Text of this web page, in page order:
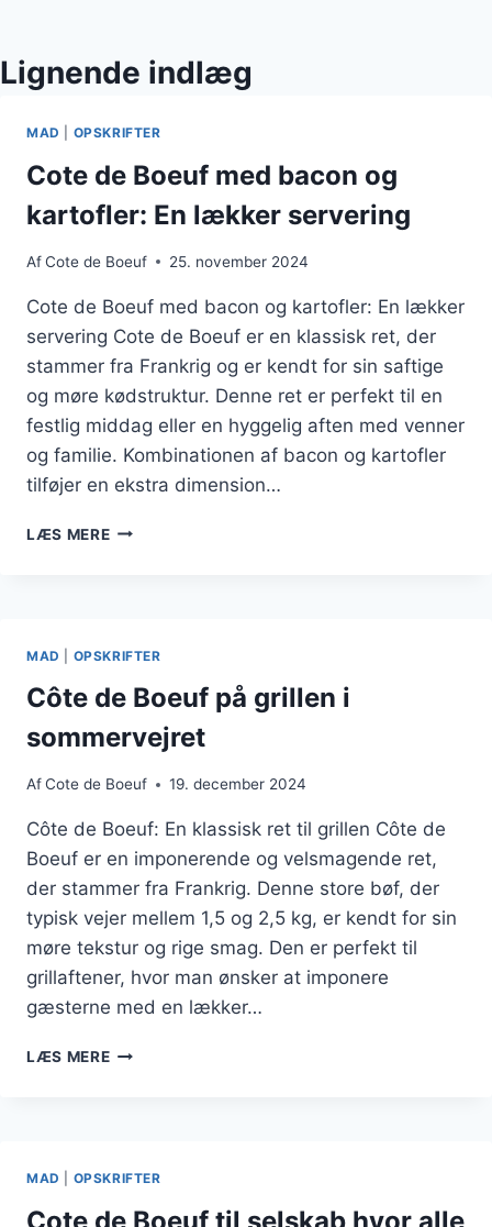
Lignende indlæg
MAD OPSKRIFTER
Cote de Boeuf med bacon og
kartofler: En lækker servering
AfCote de Boeuf 25. november 2024
Cote de Boeuf med bacon og kartofler: En lækker
servering Cote de Boeuf er en klassisk ret, der
stammer fra Frankrig og er kendt for sin saftige
og møre kødstruktur. Denne ret er perfekt til en
festlig middag eller en hyggelig aften med venner
og familie. Kombinationen af bacon og kartofler
tilføjer en ekstra dimension…
LÆS MERECOTE
KARTOFLER:
EN
LÆKKER
SERVERING
MAD OPSKRIFTER
Côte de Boeuf på grillen i
sommervejret
AfCote de Boeuf 19. december 2024
Côte de Boeuf: En klassisk ret til grillen Côte de
Boeuf er en imponerende og velsmagende ret,
der stammer fra Frankrig. Denne store bøf, der
typisk vejer mellem 1,5 og 2,5 kg, er kendt for sin
møre tekstur og rige smag. Den er perfekt til
grillaftener, hvor man ønsker at imponere
gæsterne med en lækker…
LÆS MERECÔTE
MAD OPSKRIFTER